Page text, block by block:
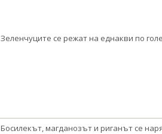
Зеленчуците се режат на еднакви по
Босилекът, магданозът и риганът се